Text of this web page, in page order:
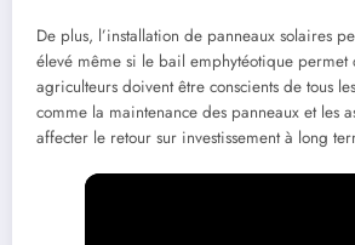
De plus, l’installation de panneaux solaires
élevé même si le bail emphytéotique permet
agriculteurs doivent être conscients de tous
comme la maintenance des panneaux et les
affecter le retour sur investissement à long